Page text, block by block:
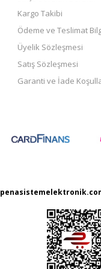
Kargo Takibi
Ödeme ve Teslimat
Üyelik Sözleşmesi
Satış Sözleşmesi
Garanti ve İade